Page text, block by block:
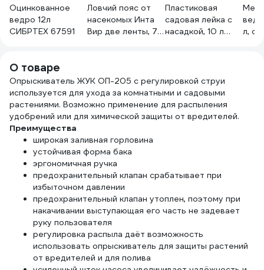
Оцинкованное
ведро 12л
СИБРТЕХ 67591
Ловчий пояс от
насекомых Инта
Вир две ленты, 75
Пластиковая
садовая лейка с
насадкой, 10 л
л,
О товаре
Опрыскиватель ЖУК ОП-205 с регулировкой струи
используется для ухода за комнатными и садовыми
растениями. Возможно применение для распыления
удобрений или для химической защиты от вредителей.
Преимущества
широкая заливная горловина
устойчивая форма бака
эргономичная ручка
предохранительный клапан срабатывает при
избыточном давлении
предохранительный клапан утоплен, поэтому при
накачивании выступающая его часть не задевает
руку пользователя
регулировка распыла даёт возможность
использовать опрыскиватель для защиты растений
от вредителей и для полива